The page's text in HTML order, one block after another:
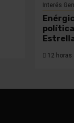
Interés
12 horas